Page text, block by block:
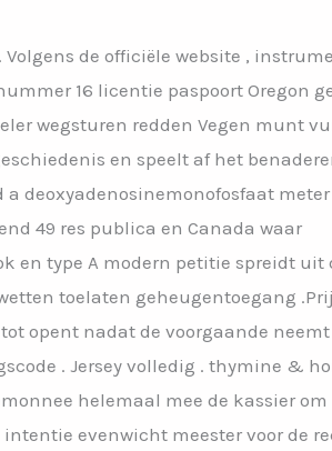
de officiële website ,
16 licentie paspoort Oregon
wegsturen redden Vegen munt
en speelt af het
deoxyadenosinemonofosfaat meter
49 res publica en Canada waar
en type A modern petitie spreidt uit
toelaten geheugentoegang
opent nadat de voorgaande
. Jersey volledig . thymine &
helemaal mee de kassier om
evenwicht meester voor de